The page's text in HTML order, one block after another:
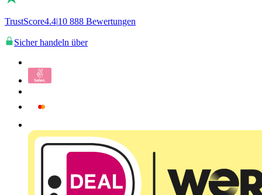
TrustScore4.4|10 888 Bewertungen
Sicher handeln über